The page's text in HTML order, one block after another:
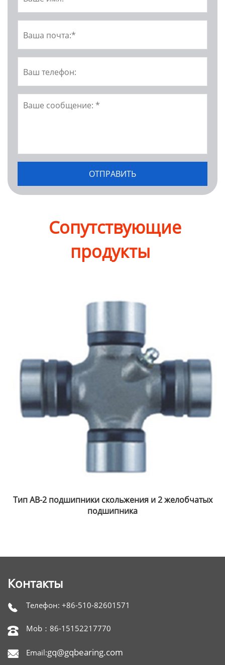
Сопутствующие
продукты
Крестовина с двойным универсальным
типа J
Контакты
 Телефон: +86-510-82601571
 Mob：86-15152217770
 Email:gq@gqbearing.com